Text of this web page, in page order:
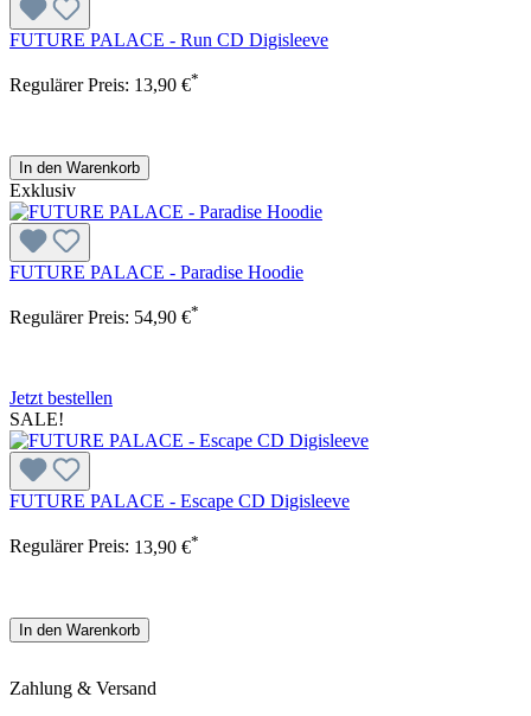
FUTURE PALACE - Run CD Digisleeve
Regulärer Preis: 13,90 €*
In den Warenkorb
Exklusiv
FUTURE PALACE - Paradise Hoodie
Regulärer Preis: 54,90 €*
Jetzt bestellen
SALE!
FUTURE PALACE - Escape CD Digisleeve
Regulärer Preis: 13,90 €*
In den Warenkorb
Zahlung & Versand